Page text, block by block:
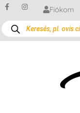
Fiókom